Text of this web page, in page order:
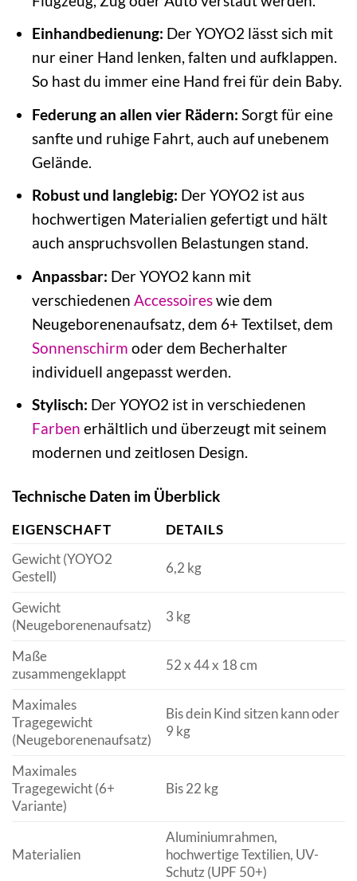
Einhandbedienung: Der YOYO2 lässt sich mit
nur einer Hand lenken, falten und aufklappen.
So hast du immer eine Hand frei für dein Baby.
Federung an allen vier Rädern: Sorgt für eine
sanfte und ruhige Fahrt, auch auf unebenem
Gelände.
Robust und langlebig: Der YOYO2 ist aus
hochwertigen Materialien gefertigt und hält
auch anspruchsvollen Belastungen stand.
Anpassbar: Der YOYO2 kann mit
verschiedenen Accessoireswie dem
Neugeborenenaufsatz, dem 6+ Textilset, dem
Sonnenschirm oder dem Becherhalter
individuell angepasst werden.
Stylisch: Der YOYO2 ist in verschiedenen
Farben erhältlich und überzeugt mit seinem
modernen und zeitlosen Design.
Technische Daten im Überblick
EIGENSCHAFT
DETAILS
Gewicht (YOYO2
Gestell)
6,2 kg
Gewicht
(Neugeborenenaufsatz)
3 kg
Maße
zusammengeklappt
52 x 44 x 18 cm
Maximales
Tragegewicht
(Neugeborenenaufsatz)
Bis dein Kind sitzen kann oder
9 kg
Maximales
Tragegewicht (6+
Variante)
Bis 22 kg
Materialien
Aluminiumrahmen,
hochwertige Textilien, UV-
Schutz (UPF 50+)